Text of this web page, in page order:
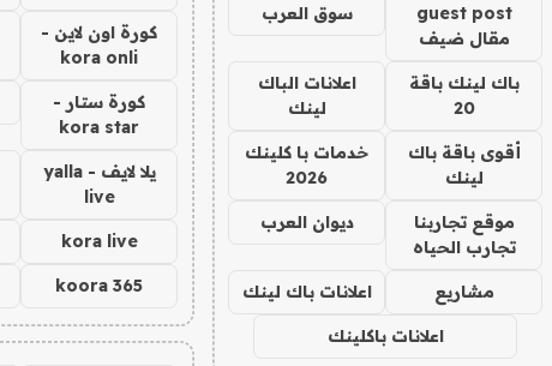
guest post
مقال ضيف
سوق العرب
باك لينك باقة
20
اعلانات الباك
لينك
أقوى باقة باك
لينك
خدمات با كلينك
2026
موقع تجاربنا
تجارب الحياه
ديوان العرب
مشاريع اعلانات باك لينك
اعلانات باكلينك
كورة اون لاين -
kora onli
كورة ستار -
kora star
يلا لايف - yalla
live
kora live
koora 365